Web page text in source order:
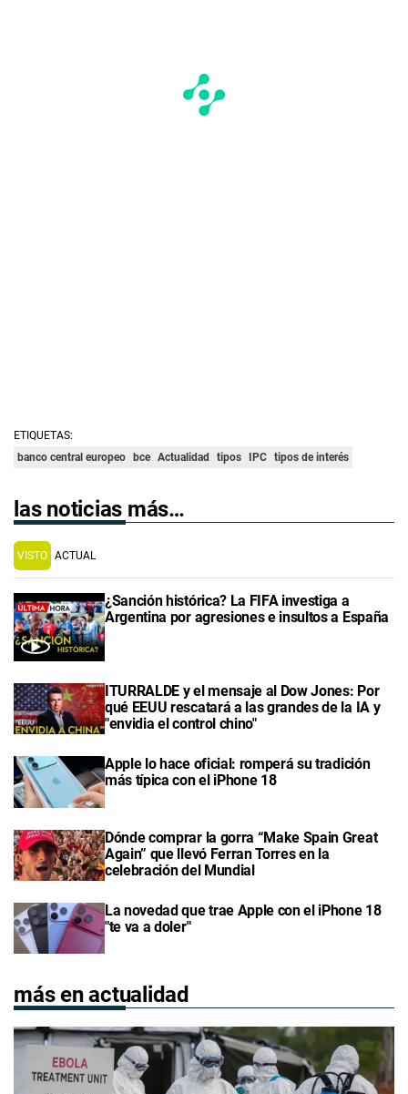
ETIQUETAS:
banco central europeo
bce Actualidad tipos IPC tipos de interés
las noticias más…
VISTO ACTUAL
¿Sanción histórica? La FIFA investiga a
Argentina por agresiones e insultos a España
ITURRALDE y el mensaje al Dow Jones: Por
qué EEUU rescatará a las grandes de la IA y
"envidia el control chino"
Apple lo hace oficial: romperá su tradición
más típica con el iPhone 18
Dónde comprar la gorra “Make Spain Great
Again” que llevó Ferran Torres en la
celebración del Mundial
La novedad que trae Apple con el iPhone 18
"te va a doler"
más en actualidad